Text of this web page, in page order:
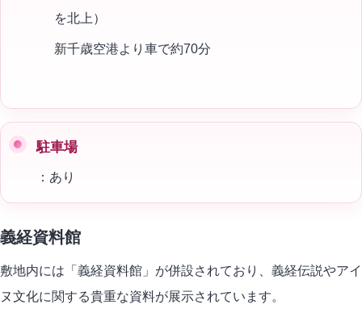
を北上）
新千歳空港より車で約70分
駐車場
：あり
義経資料館
敷地内には「義経資料館」が併設されており、義経伝説やアイ
ヌ文化に関する貴重な資料が展示されています。